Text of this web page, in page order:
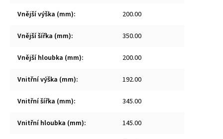
Vnější výška (mm): 200.00
Vnější šířka (mm): 350.00
Vnější hloubka (mm): 200.00
Vnitřní výška (mm): 192.00
Vnitřní šířka (mm): 345.00
Vnitřní hloubka (mm): 145.00